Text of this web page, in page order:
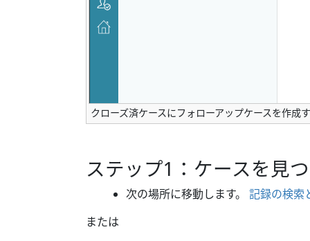
クローズ済ケースにフォローアップケースを作成
ステップ1：ケースを見
次の場所に移動します。 記録の検索
または